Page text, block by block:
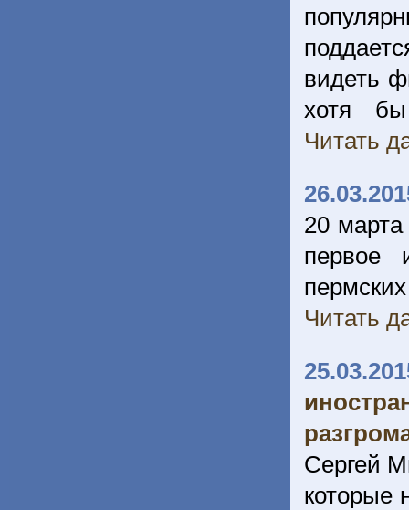
видеть
хотя бы
Читать
20 марта
первое
Читать
Сергей
которые